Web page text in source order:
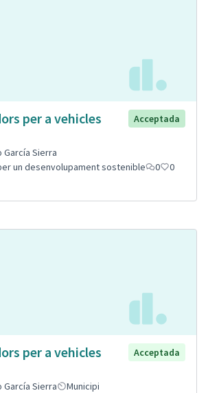
per a vehicles
Acceptada
García Sierra
un desenvolupament sostenible
0
0
per a vehicles
Acceptada
García Sierra
Municipi